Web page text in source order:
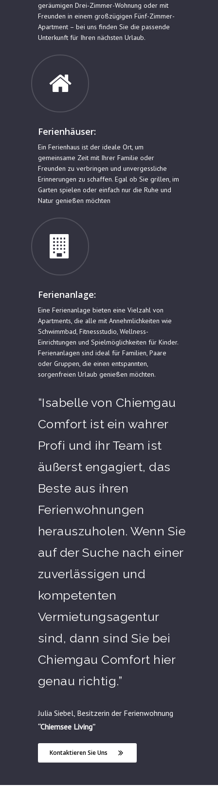
geräumigen Drei-Zimmer-Wohnung oder mit
Freunden in einem großzügigen Fünf-Zimmer-
Apartment – bei uns finden Sie die passende
Unterkunft für Ihren nächsten Urlaub.
Ferienhäuser:
Ein Ferienhaus ist der ideale Ort, um
gemeinsame Zeit mit Ihrer Familie oder
Freunden zu verbringen und unvergessliche
Erinnerungen zu schaffen. Egal ob Sie grillen, im
Garten spielen oder einfach nur die Ruhe und
Natur genießen möchten
Ferienanlage:
Eine Ferienanlage bieten eine Vielzahl von
Apartments, die alle mit Annehmlichkeiten wie
Schwimmbad, Fitnessstudio, Wellness-
Einrichtungen und Spielmöglichkeiten für Kinder.
Ferienanlagen sind ideal für Familien, Paare
oder Gruppen, die einen entspannten,
sorgenfreien Urlaub genießen möchten.
“Isabelle von Chiemgau
Comfort ist ein wahrer
Profi und ihr Team ist
äußerst engagiert, das
Beste aus ihren
Ferienwohnungen
herauszuholen. Wenn Sie
auf der Suche nach einer
zuverlässigen und
kompetenten
Vermietungsagentur
sind, dann sind Sie bei
Chiemgau Comfort hier
genau richtig.”
Julia Siebel, Besitzerin der Ferienwohnung
“Chiemsee Living”
Kontaktieren Sie Uns